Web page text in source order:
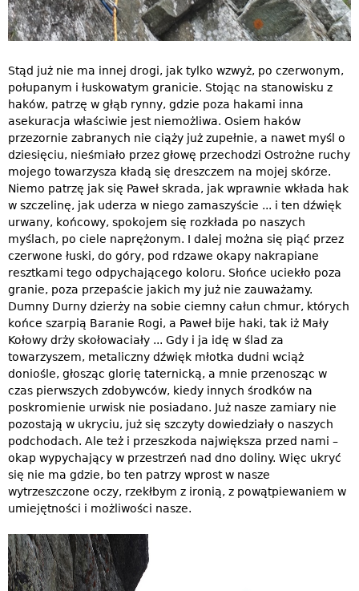
Stąd już nie ma innej drogi, jak tylko wzwyż, po czerwonym,
połupanym i łuskowatym granicie. Stojąc na stanowisku z
haków, patrzę w głąb rynny, gdzie poza hakami inna
asekuracja właściwie jest niemożliwa. Osiem haków
przezornie zabranych nie ciąży już zupełnie, a nawet myśl o
dziesięciu, nieśmiało przez głowę przechodzi Ostrożne ruchy
mojego towarzysza kładą się dreszczem na mojej skórze.
Niemo patrzę jak się Paweł skrada, jak wprawnie wkłada hak
w szczelinę, jak uderza w niego zamaszyście ... i ten dźwięk
urwany, końcowy, spokojem się rozkłada po naszych
myślach, po ciele naprężonym. I dalej można się piąć przez
czerwone łuski, do góry, pod rdzawe okapy nakrapiane
resztkami tego odpychającego koloru. Słońce uciekło poza
granie, poza przepaście jakich my już nie zauważamy.
Dumny Durny dzierży na sobie ciemny całun chmur, których
końce szarpią Baranie Rogi, a Paweł bije haki, tak iż Mały
Kołowy drży skołowaciały ... Gdy i ja idę w ślad za
towarzyszem, metaliczny dźwięk młotka dudni wciąż
doniośle, głosząc glorię taternicką, a mnie przenosząc w
czas pierwszych zdobywców, kiedy innych środków na
poskromienie urwisk nie posiadano. Już nasze zamiary nie
pozostają w ukryciu, już się szczyty dowiedziały o naszych
podchodach. Ale też i przeszkoda największa przed nami –
okap wypychający w przestrzeń nad dno doliny. Więc ukryć
się nie ma gdzie, bo ten patrzy wprost w nasze
wytrzeszczone oczy, rzekłbym z ironią, z powątpiewaniem w
umiejętności i możliwości nasze.